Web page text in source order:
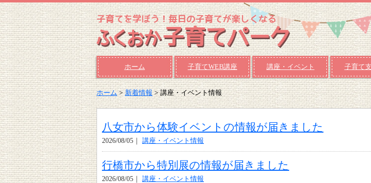
ホーム 子育てWEB講座 講座・イベント 子育て
ホーム>新着情報> 講座・イベント情報
八女市から体験イベントの情報が届きました
2026/08/05｜ 講座・イベント情報
行橋市から特別展の情報が届きました
2026/08/05｜ 講座・イベント情報